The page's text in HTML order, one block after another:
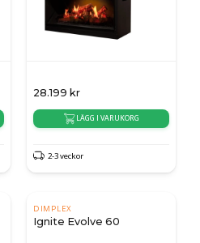
28.199 kr
LÄGG I VARUKORG
2-3 veckor
DIMPLEX
Ignite Evolve 60